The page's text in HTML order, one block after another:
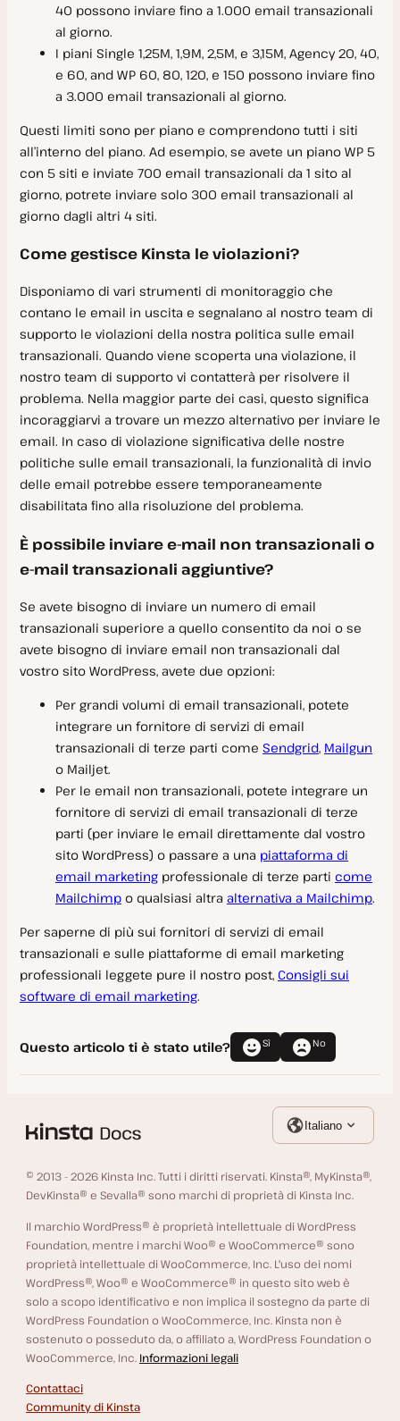
40 possono inviare fino a 1.000 email transazionali
al giorno.
I piani Single 1,25M, 1,9M, 2,5M, e 3,15M, Agency 20, 40,
e 60, and WP 60, 80, 120, e 150 possono inviare fino
a 3.000 email transazionali al giorno.
Questi limiti sono per piano e comprendono tutti i siti
all’interno del piano. Ad esempio, se avete un piano WP 5
con 5 siti e inviate 700 email transazionali da 1 sito al
giorno, potrete inviare solo 300 email transazionali al
giorno dagli altri 4 siti.
Come gestisce Kinsta le violazioni?
Disponiamo di vari strumenti di monitoraggio che
contano le email in uscita e segnalano al nostro team di
supporto le violazioni della nostra politica sulle email
transazionali. Quando viene scoperta una violazione, il
nostro team di supporto vi contatterà per risolvere il
problema. Nella maggior parte dei casi, questo significa
incoraggiarvi a trovare un mezzo alternativo per inviare le
email. In caso di violazione significativa delle nostre
politiche sulle email transazionali, la funzionalità di invio
delle email potrebbe essere temporaneamente
disabilitata fino alla risoluzione del problema.
È possibile inviare e-mail non transazionali o
e-mail transazionali aggiuntive?
Se avete bisogno di inviare un numero di email
transazionali superiore a quello consentito da noi o se
avete bisogno di inviare email non transazionali dal
vostro sito WordPress, avete due opzioni:
Per grandi volumi di email transazionali, potete
integrare un fornitore di servizi di email
transazionali di terze parti come Sendgrid, Mailgun
o Mailjet.
Per le email non transazionali, potete integrare un
fornitore di servizi di email transazionali di terze
parti (per inviare le email direttamente dal vostro
sito WordPress) o passare a una piattaforma di
email marketing professionale di terze parti come
Mailchimp o qualsiasi altra alternativa a Mailchimp.
Per saperne di più sui fornitori di servizi di email
transazionali e sulle piattaforme di email marketing
professionali leggete pure il nostro post, Consigli sui
software di email marketing.
Questo articolo ti è stato utile? Sì No
Italiano
© 2013 - 2026 Kinsta Inc. Tutti i diritti riservati. Kinsta®, MyKinsta®,
DevKinsta® e Sevalla® sono marchi di proprietà di Kinsta Inc.
Il marchio WordPress® è proprietà intellettuale di WordPress
Foundation, mentre i marchi Woo® e WooCommerce® sono
proprietà intellettuale di WooCommerce, Inc. L'uso dei nomi
WordPress®, Woo® e WooCommerce® in questo sito web è
solo a scopo identificativo e non implica il sostegno da parte di
WordPress Foundation o WooCommerce, Inc. Kinsta non è
sostenuto o posseduto da, o affiliato a, WordPress Foundation o
WooCommerce, Inc. Informazioni legali
Contattaci
Community di Kinsta